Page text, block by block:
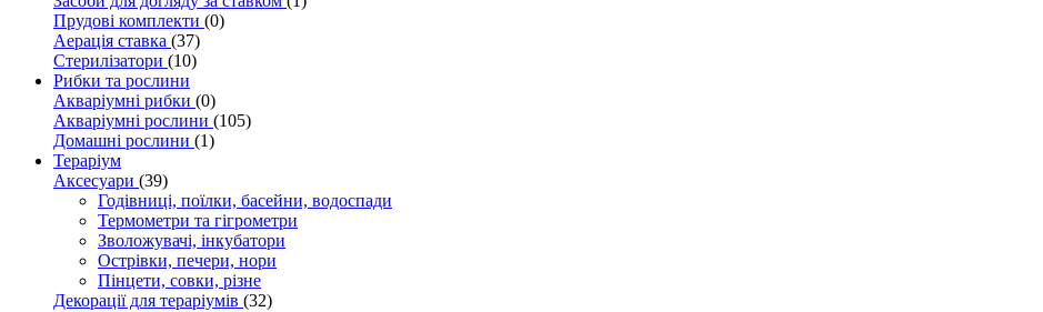
Прудові комплекти (0)
Аерація ставка (37)
Стерилізатори (10)
Рибки та рослини
Акваріумні рибки (0)
Акваріумні рослини (105)
Домашні рослини (1)
Тераріум
Аксесуари (39)
Годівниці, поїлки, басейни, водоспади
Термометри та гігрометри
Зволожувачі, інкубатори
Острівки, печери, нори
Пінцети, совки, різне
Декорації для тераріумів (32)